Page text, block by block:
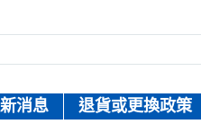
消息 退貨或更換政策